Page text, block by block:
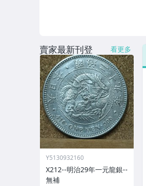
賣家最新刊登 看更多
Y5130932160
X212--明治29年一元龍銀--
無補